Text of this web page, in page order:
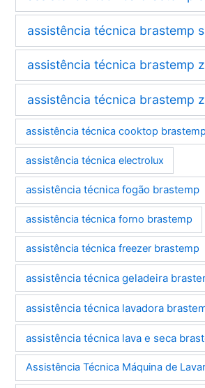
assistência técnica brastemp
assistência técnica brastemp
assistência técnica brastemp
assistência técnica cooktop brastemp
assistência técnica electrolux
assistência técnica fogão brastemp
assistência técnica forno brastemp
assistência técnica freezer brastemp
assistência técnica geladeira
assistência técnica lavadora
assistência técnica lava e seca
Assistência Técnica Máquina de